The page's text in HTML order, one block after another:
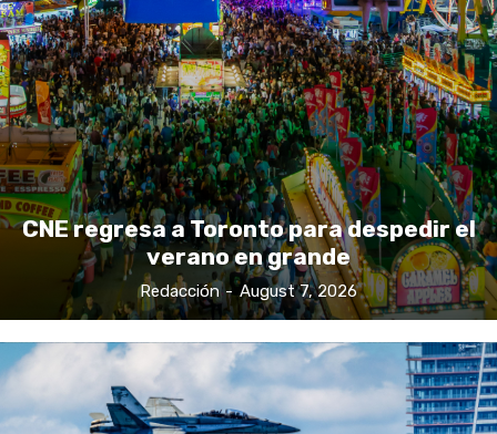
CNE regresa a Toronto para despedir el
verano en grande
Redacción - August 7, 2026